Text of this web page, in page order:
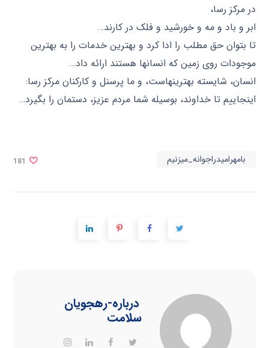
در مرکز رسا،
ابر و باد و مه و خورشید و فلک در کارند…
تا بتوان حق مطلب را ادا کرد و بهترین خدمات را به بهترین
موجودات روی زمین که انسانها هستند ارائه داد…
انسان، شایسته بهترینهاست، و ما پرسنل و کارکنان مرکز رسا:
اینجاییم تا خداوند، بوسیله شما مردم عزیز، دستمان را بگیرد…
بامهرامیدراجوانه_میزنیم 181
درباره-رهجویان
سلامت